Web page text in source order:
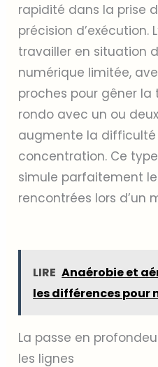
rapidité dans la prise
précision d’exécution.
travailler en situation
numérique limitée,
proches pour gêner la
rondo avec un ou
augmente la
concentration. Ce
simule parfaitement
rencontrées lors d’un
LIRE Anaérobie et
les différences pour
La passe en
les lignes